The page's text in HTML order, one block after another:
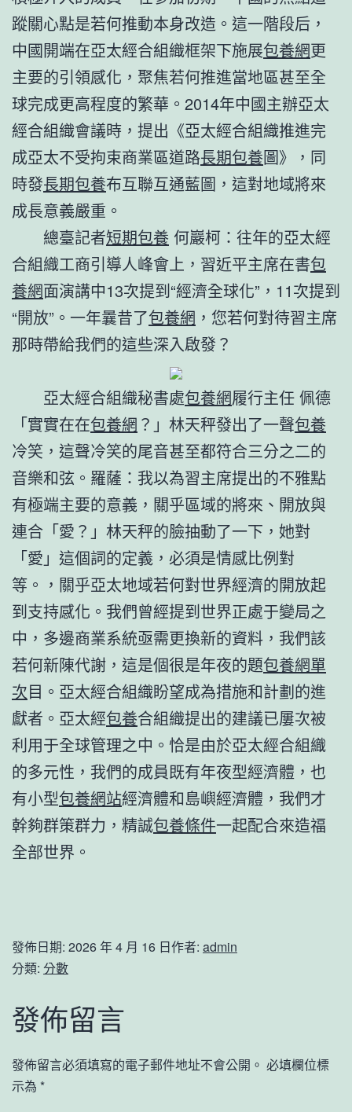
蹤關心點是若何推動本身改造。這一階段后，
中國開端在亞太經合組織框架下施展包養網更
主要的引領感化，聚焦若何推進當地區甚至全
球完成更高程度的繁華。2014年中國主辦亞太
經合組織會議時，提出《亞太經合組織推進完
成亞太不受拘束商業區道路長期包養圖》，同
時發長期包養布互聯互通藍圖，這對地域將來
成長意義嚴重。
總臺記者短期包養 何巖柯：往年的亞太經
合組織工商引導人峰會上，習近平主席在書包
養網面演講中13次提到“經濟全球化”，11次提到
“開放”。一年曩昔了包養網 ，您若何對待習主席
那時帶給我們的這些深入啟發？
亞太經合組織秘書處包養網履行主任 佩德
「實實在在包養網 ？」林天秤發出了一聲包養
冷笑，這聲冷笑的尾音甚至都符合三分之二的
音樂和弦。羅薩：我以為習主席提出的不雅點
有極端主要的意義，關乎區域的將來、開放與
連合「愛？」林天秤的臉抽動了一下，她對
「愛」這個詞的定義，必須是情感比例對
等。，關乎亞太地域若何對世界經濟的開放起
到支持感化。我們曾經提到世界正處于變局之
中，多邊商業系統亟需更換新的資料，我們該
若何新陳代謝，這是個很是年夜的題包養網單
次目。亞太經合組織盼望成為措施和計劃的進
獻者。亞太經包養合組織提出的建議已屢次被
利用于全球管理之中。恰是由於亞太經合組織
的多元性，我們的成員既有年夜型經濟體，也
有小型包養網站經濟體和島嶼經濟體，我們才
幹夠群策群力，精誠包養條件一起配合來造福
全部世界。
發佈日期: 2026 年 4 月 16 日作者: admin
分類: 分數
發佈留言
發佈留言必須填寫的電子郵件地址不會公開。 必填欄位標
示為 *